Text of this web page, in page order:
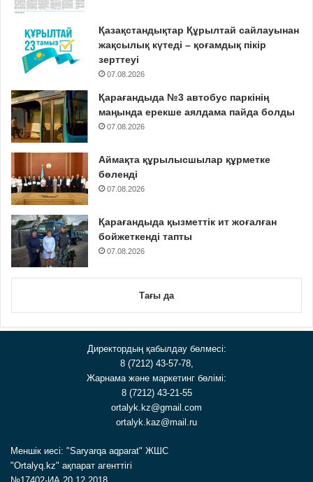
Қазақстандықтар Құрылтай сайлауынан
жақсылық күтеді – қоғамдық пікір
зерттеуі
07.08.2026
Қарағандыда №3 автобус паркінің
маңында ерекше аялдама пайда болды
07.08.2026
Аймақта құрылысшылар құрметке
бөленді
07.08.2026
Қарағандыда қызметтік ит жоғалған
бойжеткенді тапты
07.08.2026
Тағы да
Директордың қабылдау бөлмесі:
8 (7212) 43-57-78,
Жарнама және маркетинг бөлімі:
8 (7212) 43-21-55
ortalyk.kz@gmail.com
ortalyk.kaz@mail.ru
Меншік иесі: "Saryarqa aqparat" ЖШС
"Ortalyq.kz" ақпарат агенттігі